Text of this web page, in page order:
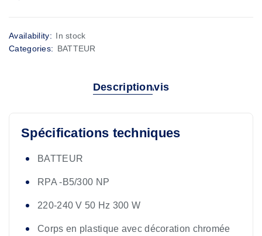
Availability: In stock
Categories: BATTEUR
DescriptionAvis
Spécifications techniques
BATTEUR
RPA -B5/300 NP
220-240 V 50 Hz 300 W
Corps en plastique avec décoration chromée